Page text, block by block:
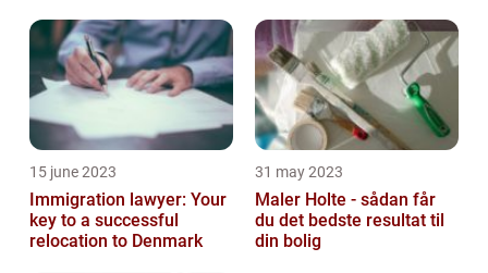
15 june 2023
Immigration lawyer: Your
key to a successful
relocation to Denmark
31 may 2023
Maler Holte - sådan får
du det bedste resultat til
din bolig